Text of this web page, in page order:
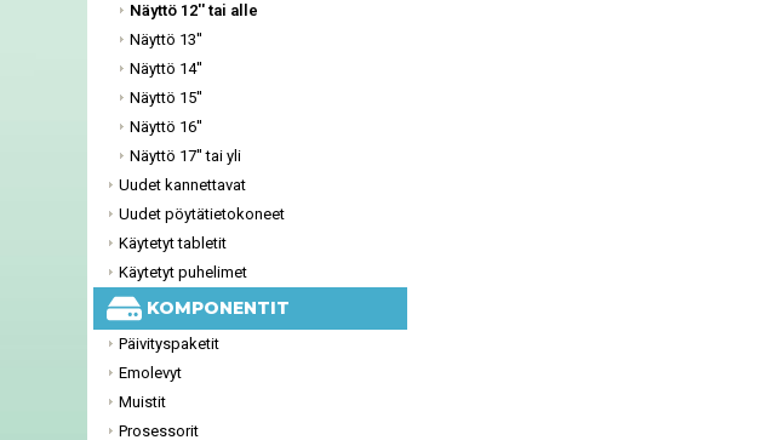
Näyttö 12'' tai alle
Näyttö 13''
Näyttö 14''
Näyttö 15''
Näyttö 16''
Näyttö 17'' tai yli
Uudet kannettavat
Uudet pöytätietokoneet
Käytetyt tabletit
Käytetyt puhelimet
KOMPONENTIT
Päivityspaketit
Emolevyt
Muistit
Prosessorit